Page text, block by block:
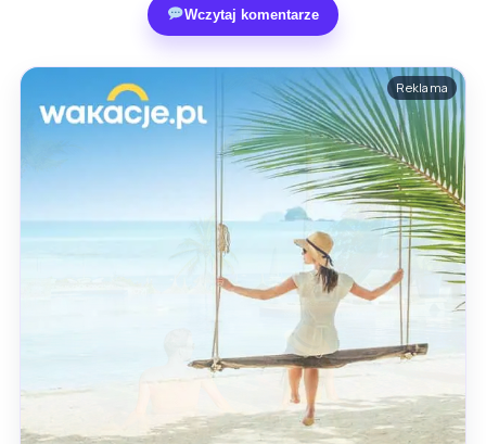
Wczytaj komentarze
Reklama